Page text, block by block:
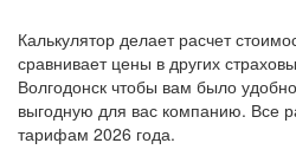
Калькулятор делает расчет
сравнивает цены в других
Волгодонск чтобы вам было
выгодную для вас компанию. Все
тарифам 2026 года.